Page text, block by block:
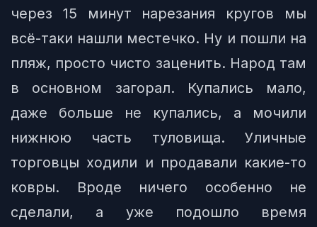
через 15 минут нарезания кругов мы
всё-таки нашли местечко. Ну и пошли на
пляж, просто чисто заценить. Народ там
в основном загорал. Купались мало,
даже больше не купались, а мочили
нижнюю часть туловища. Уличные
торговцы ходили и продавали какие-то
ковры. Вроде ничего особенно не
сделали, а уже подошло время